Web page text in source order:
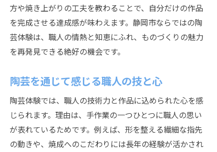
方や焼き上がりの工夫を教わることで、自分だけの作品
を完成させる達成感が味わえます。静岡市ならではの陶
芸体験は、職人の情熱と知恵にふれ、ものづくりの魅力
を再発見できる絶好の機会です。
陶芸を通じて感じる職人の技と心
陶芸体験では、職人の技術力と作品に込められた心を感
じられます。理由は、手作業の一つひとつに職人の思い
が表れているためです。例えば、形を整える繊細な指先
の動きや、焼成へのこだわりには長年の経験が活かされ